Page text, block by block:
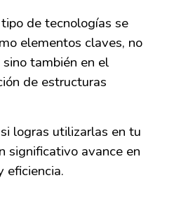
de tecnologías se
elementos claves, no
también en el
de estructuras
logras utilizarlas en tu
significativo avance en
eficiencia.